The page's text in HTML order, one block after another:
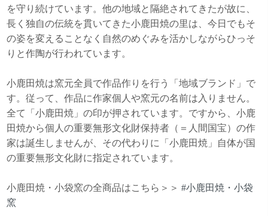
を守り続けています。他の地域と隔絶されてきたが故に、
長く独自の伝統を貫いてきた小鹿田焼の里は、今日でもそ
の姿を変えることなく自然のめぐみを活かしながらひっそ
りと作陶が行われています。
小鹿田焼は窯元全員で作品作りを行う「地域ブランド」で
す。従って、作品に作家個人や窯元の名前は入りません。
全て「小鹿田焼」の印が押されています。ですから、小鹿
田焼から個人の重要無形文化財保持者（＝人間国宝）の作
家は誕生しませんが、その代わりに「小鹿田焼」自体が国
の重要無形文化財に指定されています。
小鹿田焼・小袋窯の全商品はこちら＞＞#小鹿田焼・小袋
窯